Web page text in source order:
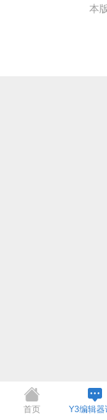
本
首页 Y3编辑器